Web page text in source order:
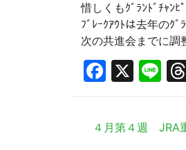
惜しくもｸﾞﾗﾝﾄﾞﾁｬﾝ
ﾌﾞﾚｰｸｱｳﾄは去年のｸ
次の共進会までに調
X
４月第４週 JRA